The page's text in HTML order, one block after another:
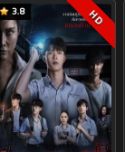
3.8 HD